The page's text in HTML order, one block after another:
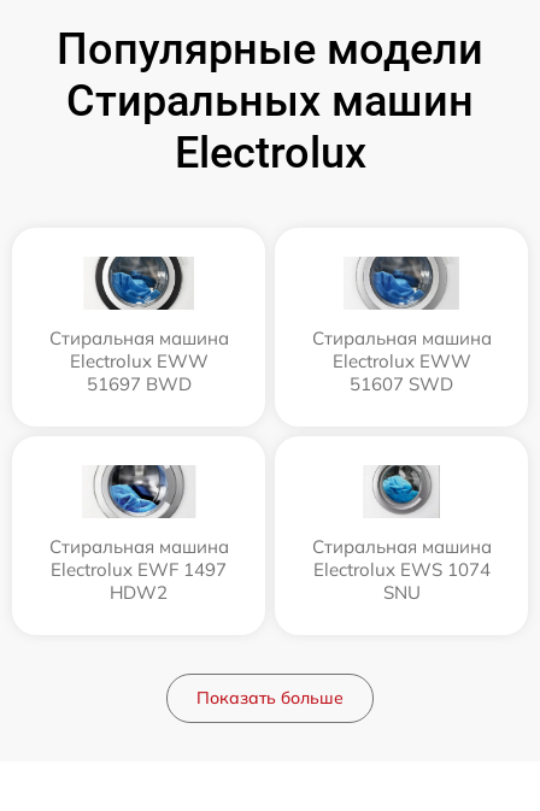
Популярные модели
Стиральных машин
Electrolux
Стиральная машина
Electrolux EWW
51697 BWD
Стиральная машина
Electrolux EWW
51607 SWD
Стиральная машина
Electrolux EWF 1497
HDW2
Стиральная машина
Electrolux EWS 1074
SNU
Показать больше